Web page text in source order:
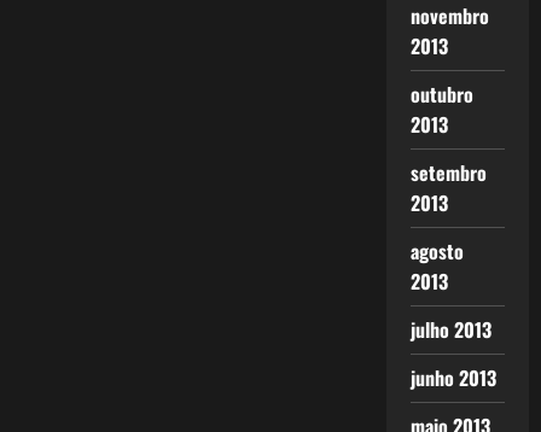
novembro
2013
outubro
2013
setembro
2013
agosto
2013
julho 2013
junho 2013
maio 2013